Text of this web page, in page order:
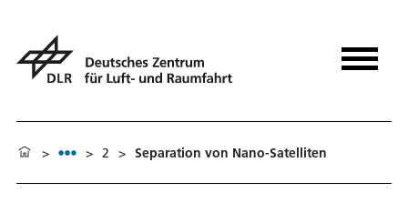
> > 2 > Separation von Nano-Satelliten